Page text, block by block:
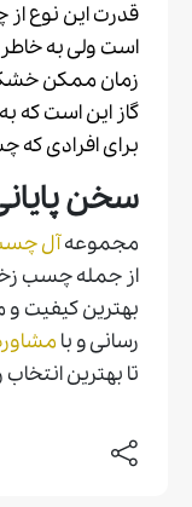
قدرت این نوع
است ولی به خاطر
زمان ممکن
گاز این است که
برای افرادی
سخن
مجموعهآل
از جمله چسب
بهترین کیفیت
رسانی و با
تا بهترین